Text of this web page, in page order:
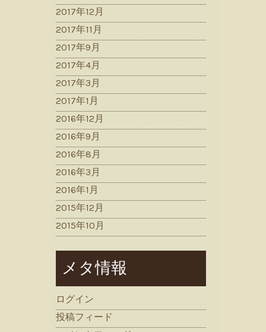
2017年12月
2017年11月
2017年9月
2017年4月
2017年3月
2017年1月
2016年12月
2016年9月
2016年8月
2016年3月
2016年1月
2015年12月
2015年10月
メタ情報
ログイン
投稿フィード